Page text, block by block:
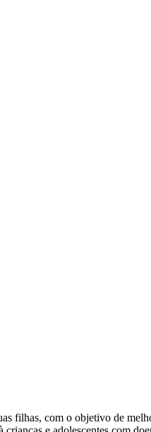
filhas, com o objetivo de